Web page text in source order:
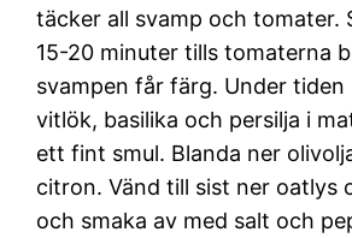
täcker all svamp och tomater.
15-20 minuter tills tomaterna
svampen får färg. Under
vitlök, basilika och persilja i
ett fint smul. Blanda ner
citron. Vänd till sist ner oatlys
och smaka av med salt och